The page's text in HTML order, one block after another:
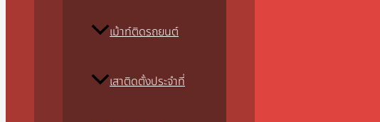
เม้าท์ติดรถยนต์
เสาติดตั้งประจำที่